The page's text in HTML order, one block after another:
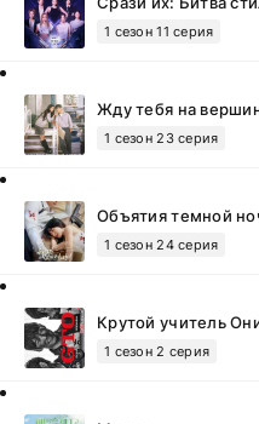
1 сезон 11 серия
Жду тебя на
1 сезон 23 серия
Объятия темной
1 сезон 24 серия
1 сезон 2 серия